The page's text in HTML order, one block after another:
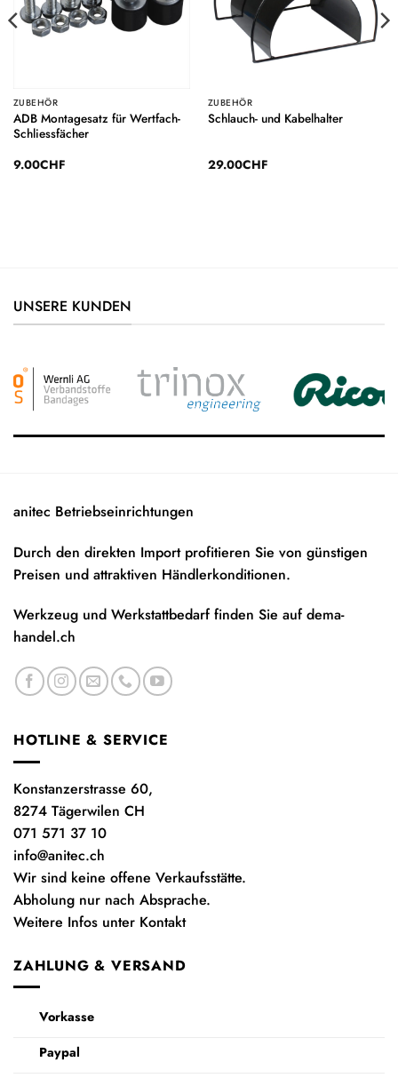
ZUBEHÖR
ADB Montagesatz für Wertfach-
Schliessfächer
9.00CHF
ZUBEHÖR
Schlauch- und Kabelhalter
29.00CHF
UNSERE KUNDEN
anitec Betriebseinrichtungen
Durch den direkten Import profitieren Sie von günstigen
Preisen und attraktiven Händlerkonditionen.
Werkzeug und Werkstattbedarf finden Sie aufdema-
handel.ch
HOTLINE & SERVICE
Konstanzerstrasse 60,
8274 Tägerwilen CH
071 571 37 10
info@anitec.ch
Wir sind keine offene Verkaufsstätte.
Abholung nur nach Absprache.
Weitere Infos unter Kontakt
ZAHLUNG & VERSAND
Vorkasse
Paypal